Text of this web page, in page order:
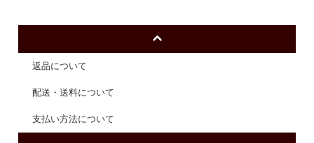
返品について
配送・送料について
支払い方法について